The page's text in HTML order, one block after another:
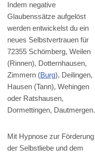
Indem negative
Glaubenssätze aufgelöst
werden entwickelst du ein
neues Selbstvertrauen für
72355 Schömberg, Weilen
(Rinnen), Dotternhausen,
Zimmern (Burg), Deilingen,
Hausen (Tann), Wehingen
oder Ratshausen,
Dormettingen, Dautmergen.
Mit Hypnose zur Förderung
der Selbstliebe und dem